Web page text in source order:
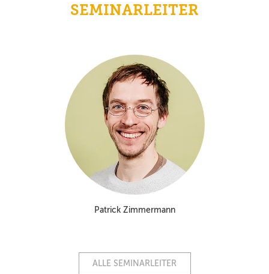
SEMINARLEITER
Patrick Zimmermann
ALLE SEMINARLEITER